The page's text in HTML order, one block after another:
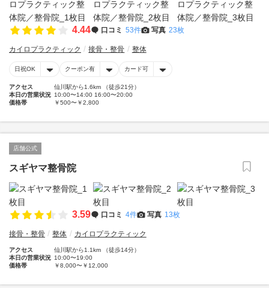
4.44 口コミ 53件 写真 23枚
カイロプラクティック 接骨・整骨 整体
日祝OK クーポン有 カード可
アクセス
仙川駅から1.6km （徒歩21分）
本日の営業状況 10:00〜14:00 16:00〜20:00
価格帯
￥500〜￥2,800
店舗公式
スギヤマ整骨院
3.59 口コミ 4件 写真 13枚
接骨・整骨 整体 カイロプラクティック
アクセス
仙川駅から1.1km （徒歩14分）
本日の営業状況 10:00〜19:00
価格帯
￥8,000〜￥12,000